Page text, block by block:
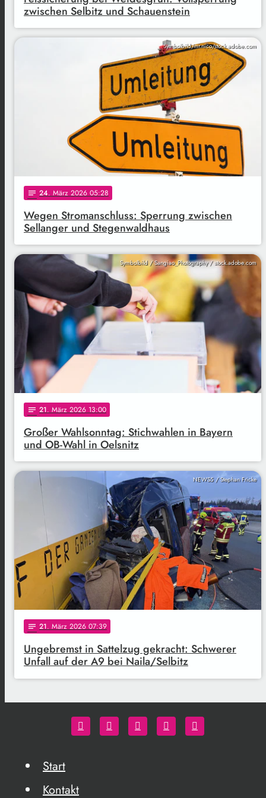
zwischen Selbitz und Schauenstein
Symbolbild/mr.nico/stock.adobe.com
notes 24. März 2026 05:28
Wegen Stromanschluss: Sperrung zwischen
Sellanger und Stegenwaldhaus
Symbolbild / Sangiao_Photography / stock.adobe.com
notes 21. März 2026 13:00
Großer Wahlsonntag: Stichwahlen in Bayern
und OB-Wahl in Oelsnitz
NEWS5 / Stephan Fricke
notes 21. März 2026 07:39
Ungebremst in Sattelzug gekracht: Schwerer
Unfall auf der A9 bei Naila/Selbitz
Start
Kontakt